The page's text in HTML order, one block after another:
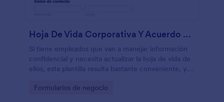
Hoja De Vida Corporativa Y Acuerdo De Confidencialidad
Si tiene empleados que van a manejar información
confidencial y necesita actualizar la hoja de vida de
ellos, esta plantilla resulta bastante conveniente, ya
Go to Category:
Formularios de negocio